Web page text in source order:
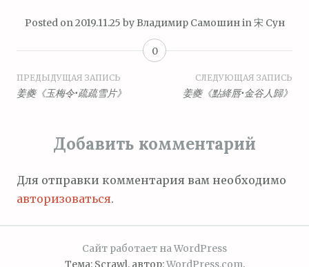
Posted on 2019.11.25 by Владимир Самошинin 宋 Сун
0
Навигация
записям
ПРЕДЫДУЩАЯ ЗАПИСЬ
姜夔《玉梅令•疏疏雪片》
СЛЕДУЮЩАЯ ЗАПИСЬ
姜夔《點絳唇•金谷人歸》
Добавить комментарий
Для отправки комментария вам необходимо
авторизоваться.
Сайт работает на WordPress
Тема: Scrawl, автор:WordPress.com.